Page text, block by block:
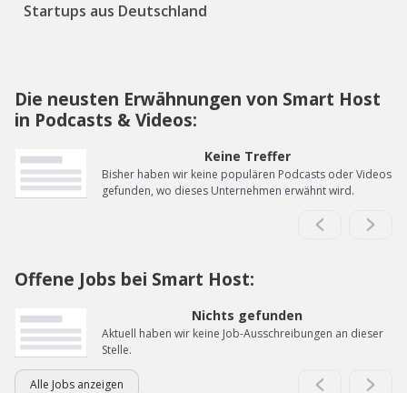
Startups aus Deutschland
Die neusten Erwähnungen von Smart Host
in Podcasts & Videos:
Keine Treffer
Bisher haben wir keine populären Podcasts oder Videos
gefunden, wo dieses Unternehmen erwähnt wird.
Offene Jobs bei Smart Host:
Nichts gefunden
Aktuell haben wir keine Job-Ausschreibungen an dieser
Stelle.
Alle Jobs anzeigen